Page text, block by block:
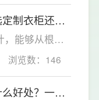
制衣柜还是
，能够从根源
家舒适感。
对小户型痛
利用、环保品
观的卧室收纳
浏览数：146
好处？一文